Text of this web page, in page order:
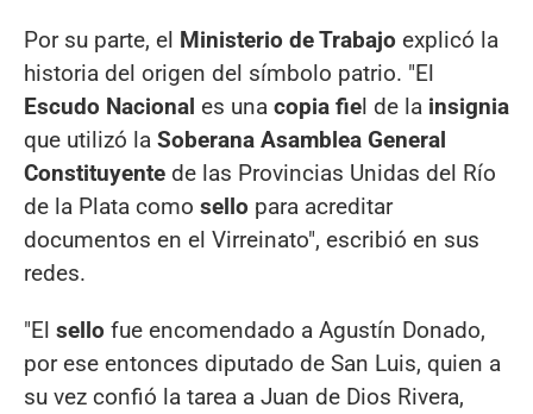
Por su parte, el Ministerio de Trabajo explicó la
historia del origen del símbolo patrio. "El
Escudo Nacional es una copia fiel de la insignia
que utilizó la Soberana Asamblea General
Constituyente de las Provincias Unidas del Río
de la Plata como sello para acreditar
documentos en el Virreinato", escribió en sus
redes.
"El sello fue encomendado a Agustín Donado,
por ese entonces diputado de San Luis, quien a
su vez confió la tarea a Juan de Dios Rivera,